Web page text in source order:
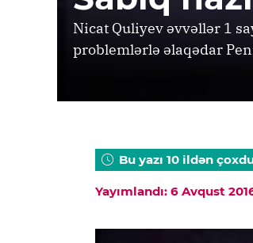
Nicat Quliyev əvvəllər 1
problemlərlə əlaqədar
Bu yazı 10 ildən
Yayımlandı: 6 Avqust